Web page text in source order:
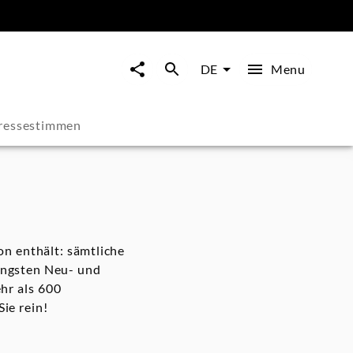
DE Menu
enthält: sämtliche
Neu- und
als 600
rein!